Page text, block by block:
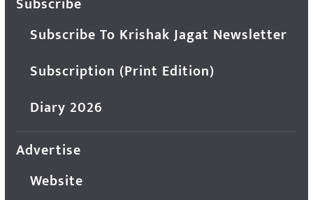
Subscribe To Krishak Jagat Newsletter
Subscription (Print Edition)
Diary 2026
Advertise
Website